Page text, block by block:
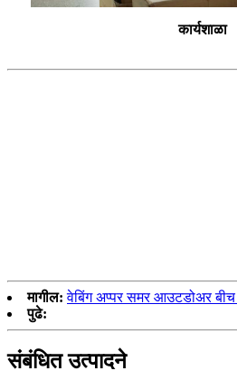
कार्यशाळा
मागील: वेबिंग अप्पर समर आउटडोअर बीच
पुढे:
संबंधित उत्पादने